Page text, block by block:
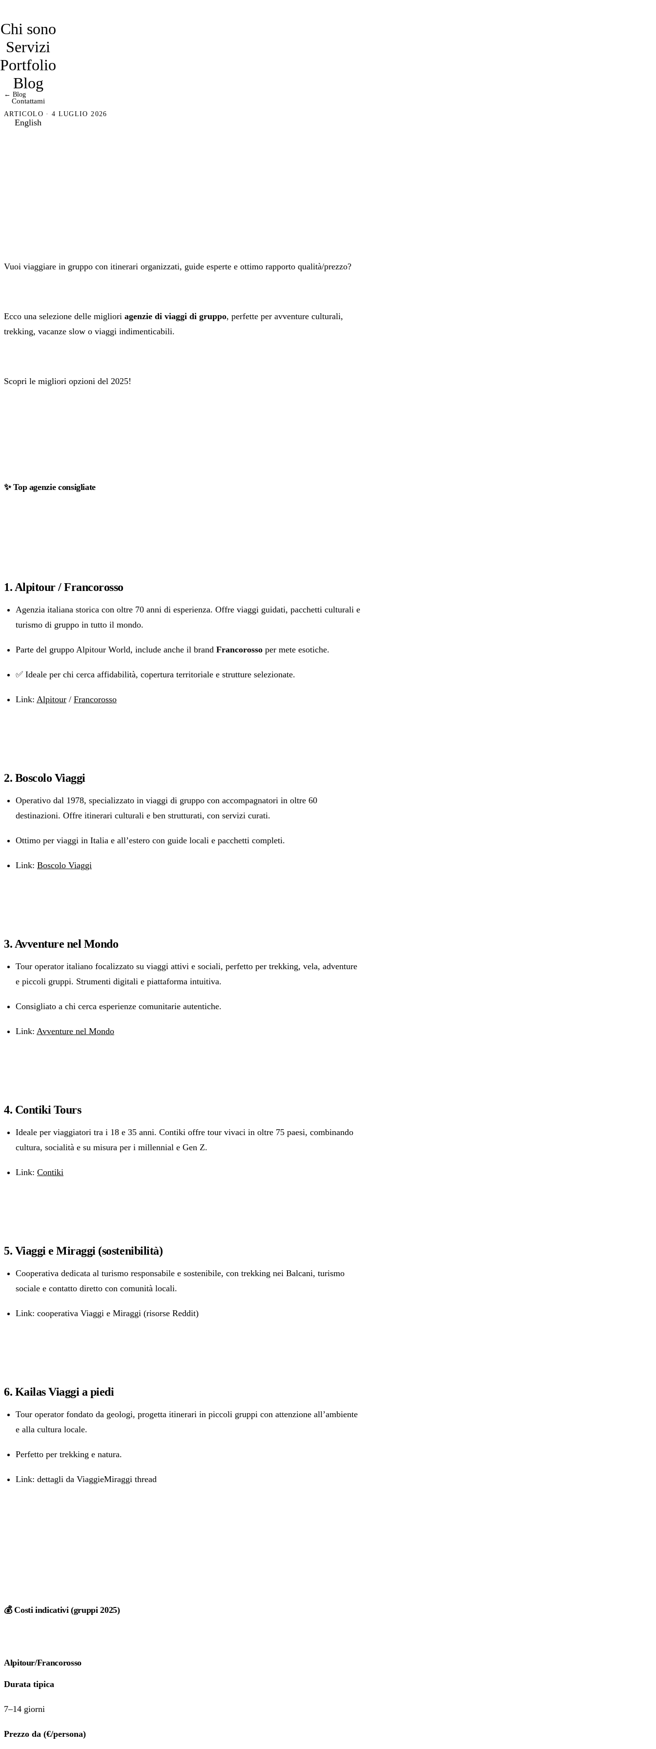
Chi sono
Servizi
Portfolio
Blog
Contattami
English
← Blog
ARTICOLO · 4 LUGLIO 2026
Vuoi viaggiare in gruppo con itinerari organizzati, guide esperte e ottimo rapporto qualità/prezzo?
Ecco una selezione delle migliori agenzie di viaggi di gruppo, perfette per avventure culturali,
trekking, vacanze slow o viaggi indimenticabili.
Scopri le migliori opzioni del 2025!
✨ Top agenzie consigliate
1. Alpitour / Francorosso
Agenzia italiana storica con oltre 70 anni di esperienza. Offre viaggi guidati, pacchetti culturali e
turismo di gruppo in tutto il mondo.
Parte del gruppo Alpitour World, include anche il brand Francorosso per mete esotiche.
✅ Ideale per chi cerca affidabilità, copertura territoriale e strutture selezionate.
Link: Alpitour / Francorosso
2. Boscolo Viaggi
Operativo dal 1978, specializzato in viaggi di gruppo con accompagnatori in oltre 60
destinazioni. Offre itinerari culturali e ben strutturati, con servizi curati.
Ottimo per viaggi in Italia e all’estero con guide locali e pacchetti completi.
Link: Boscolo Viaggi
3. Avventure nel Mondo
Tour operator italiano focalizzato su viaggi attivi e sociali, perfetto per trekking, vela, adventure
e piccoli gruppi. Strumenti digitali e piattaforma intuitiva.
Consigliato a chi cerca esperienze comunitarie autentiche.
Link: Avventure nel Mondo
4. Contiki Tours
Ideale per viaggiatori tra i 18 e 35 anni. Contiki offre tour vivaci in oltre 75 paesi, combinando
cultura, socialità e su misura per i millennial e Gen Z.
Link: Contiki
5. Viaggi e Miraggi (sostenibilità)
Cooperativa dedicata al turismo responsabile e sostenibile, con trekking nei Balcani, turismo
sociale e contatto diretto con comunità locali.
Link: cooperativa Viaggi e Miraggi (risorse Reddit)
6. Kailas Viaggi a piedi
Tour operator fondato da geologi, progetta itinerari in piccoli gruppi con attenzione all’ambiente
e alla cultura locale.
Perfetto per trekking e natura.
Link: dettagli da ViaggieMiraggi thread
💰 Costi indicativi (gruppi 2025)
Alpitour/Francorosso
Durata tipica
7–14 giorni
Prezzo da (€/persona)